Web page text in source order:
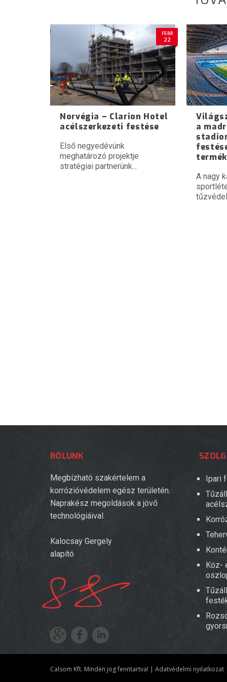
FEBR
22
Norvégia – Clarion Hotel
acélszerkezeti festése
Első negyedévünk
meghatározó projektje
stratégiai partnerünk...
a
A nagy
RÓLUNK
Megbízható szakértelem a
korrózióvédelem egész területén.
Naprakész megoldások a jövő
technológiáival.
Kalocsay Gergely
alapító
Ipari
Köz-
Calsom Kft. Minden jog fenntartva! Adatvédelmi nyilatkozat